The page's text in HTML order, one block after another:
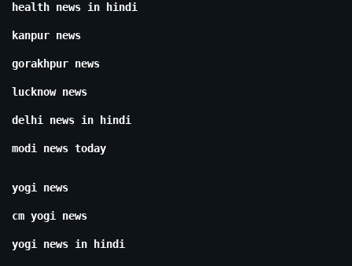
health news in hindi
kanpur news
gorakhpur news
lucknow news
delhi news in hindi
modi news today
yogi news
cm yogi news
yogi news in hindi